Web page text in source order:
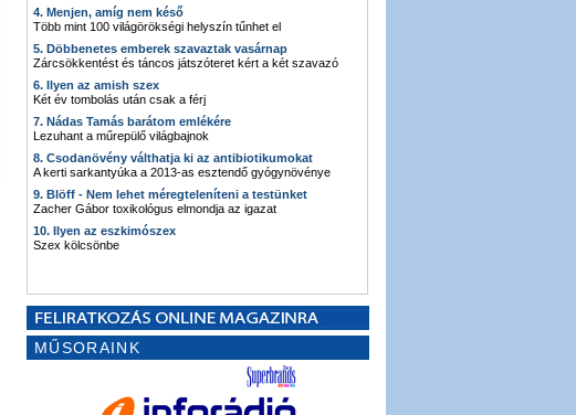
4. Menjen, amíg nem késő
Több mint 100 világörökségi helyszín tűnhet el
5. Döbbenetes emberek szavaztak vasárnap
Zárcsökkentést és táncos játszóteret kért a két szavazó
6. Ilyen az amish szex
Két év tombolás után csak a férj
7. Nádas Tamás barátom emlékére
Lezuhant a műrepülő világbajnok
8. Csodanövény válthatja ki az antibiotikumokat
A kerti sarkantyúka a 2013-as esztendő gyógynövénye
9. Blöff - Nem lehet méregteleníteni a testünket
Zacher Gábor toxikológus elmondja az igazat
10. Ilyen az eszkimószex
Szex kölcsönbe
MŰSORAINK